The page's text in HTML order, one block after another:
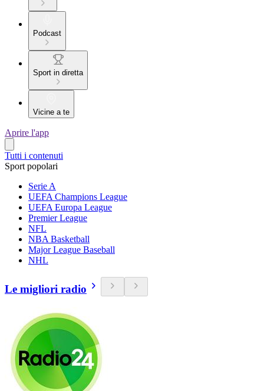
Podcast
Sport in diretta
Vicine a te
Aprire l'app
Tutti i contenuti
Sport popolari
Serie A
UEFA Champions League
UEFA Europa League
Premier League
NFL
NBA Basketball
Major League Baseball
NHL
Le migliori radio